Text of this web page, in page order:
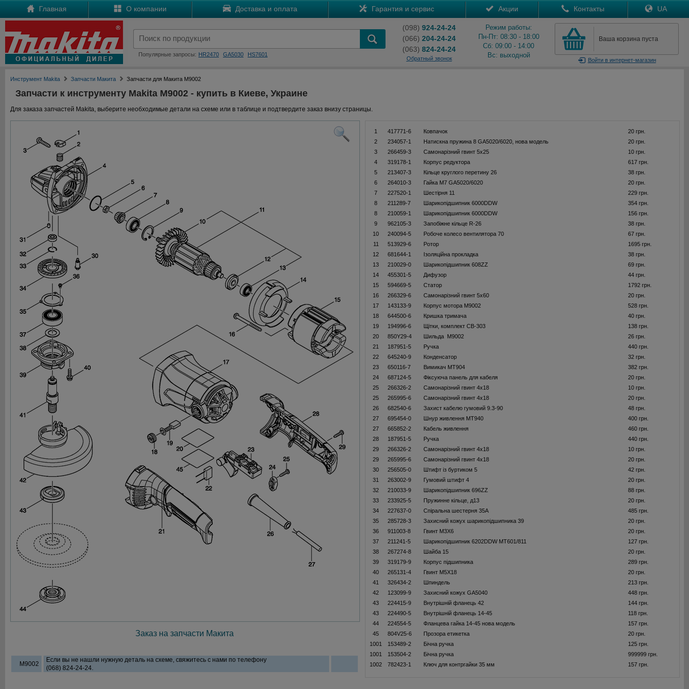
Главная О компании Доставка и оплата Гарантия и сервис Акции Контакты UA
Популярные запросы: HR2470 GA5030 HS7601
(098) 924-24-24
(066) 204-24-24
(063) 824-24-24
Обратный звонок
Режим работы:
Пн-Пт: 08:30 - 18:00
Сб: 09:00 - 14:00
Вс: выходной
Ваша корзина пуста
Войтив интернет-магазин
Инструмент Makita Запчасти Макита Запчасти для Макита M9002
Запчасти к инструменту Makita M9002 - купить в Киеве, Украине
Для заказа запчастей Makita, выберите необходимые детали на схеме или в таблице и подтвердите заказ внизу страницы.
Заказ на запчасти Макита
M9002
Если вы не нашли нужную деталь на схеме, свяжитесь с нами по телефону
(068) 824-24-24.
1 417771-6 Ковпачок
20 грн.
2
234057-1 Натискна пружина 8 GA5020/6020, нова модель
20 грн.
3
266459-3 Самонарізний гвинт 5x25
10 грн.
4
319178-1 Корпус редуктора
617 грн.
5
213407-3 Кільце круглого перетину 26
38 грн.
6
264010-3 Гайка M7 GA5020/6020
20 грн.
7
227520-1 Шестірня 11
229 грн.
8
211289-7 Шарикопідшипник 6000DDW
354 грн.
8
210059-1 Шарикопідшипник 6000DDW
156 грн.
9
962105-3 Запобіжне кільце R-26
38 грн.
10
240094-5 Робоче колесо вентилятора 70
67 грн.
11
513929-6 Ротор
1695 грн.
12
681644-1 Ізоляційна прокладка
38 грн.
13
210029-0 Шарикопідшипник 608ZZ
69 грн.
14
455301-5 Дифузор
44 грн.
15
594669-5 Статор
1792 грн.
16
266329-6 Самонарізний гвинт 5x60
20 грн.
17
143133-9 Корпус мотора M9002
528 грн.
18
644500-6 Кришка тримача
40 грн.
19
194996-6 Щітки, комплект CB-303
138 грн.
20
850Y29-4 Шильда M9002
26 грн.
21
187951-5 Ручка
440 грн.
22
645240-9 Конденсатор
32 грн.
23
650116-7 Вимикач MT904
382 грн.
24
687124-5 Фіксуюча панель для кабеля
20 грн.
25
266326-2 Самонарізний гвинт 4x18
10 грн.
25
265995-6 Самонарізний гвинт 4x18
20 грн.
26
682540-6 Захист кабелю гумовий 9.3-90
48 грн.
27
695454-0 Шнур живлення MT940
400 грн.
27
665852-2 Кабель живлення
460 грн.
28
187951-5 Ручка
440 грн.
29
266326-2 Самонарізний гвинт 4x18
10 грн.
29
265995-6 Самонарізний гвинт 4x18
20 грн.
30
256505-0 Штифт із буртиком 5
42 грн.
31
263002-9 Гумовий штифт 4
20 грн.
32
210033-9 Шарикопідшипник 696ZZ
88 грн.
33
233925-5 Пружинне кільце, д13
20 грн.
34
227637-0 Спіральна шестерня 35А
485 грн.
35
285728-3 Захисний кожух шарикопідшипника 39
20 грн.
36
911003-8 Гвинт M3X6
20 грн.
37
211241-5 Шарикопідшипник 6202DDW MT601/811
127 грн.
38
267274-8 Шайба 15
20 грн.
39
319179-9 Корпус підшипника
289 грн.
40
265131-4 Гвинт M5X18
20 грн.
41
326434-2 Шпиндель
213 грн.
42
123099-9 Захисний кожух GA5040
448 грн.
43
224415-9 Внутрішній фланець 42
144 грн.
43
224490-5 Внутрішній фланець 14-45
118 грн.
44
224554-5 Фланцева гайка 14-45 нова модель
157 грн.
45
804V25-6 Прозора етикетка
20 грн.
1001
153489-2 Бiчна ручка
125 грн.
1001
153504-2 Бiчна ручка
999999 грн.
1002
782423-1 Ключ для контргайки 35 мм 157 грн.